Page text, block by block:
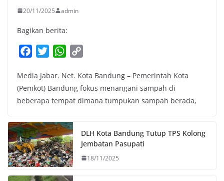
20/11/2025 admin
Bagikan berita:
c
e
b
o
k
i
t
t
r
W
a
t
s
p
p
p
y
L
n
k
Media Jabar. Net. Kota Bandung – Pemerintah Kota
(Pemkot) Bandung fokus menangani sampah di
beberapa tempat dimana tumpukan sampah berada,
DLH Kota Bandung Tutup TPS Kolong
Jembatan Pasupati
18/11/2025